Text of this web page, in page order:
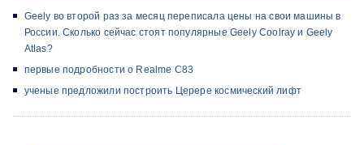
Geely во второй раз за месяц переписала цены на свои машины в
России. Сколько сейчас стоят популярные Geely Coolray и Geely
Atlas?
первые подробности о Realme C83
ученые предложили построить Церере космический лифт